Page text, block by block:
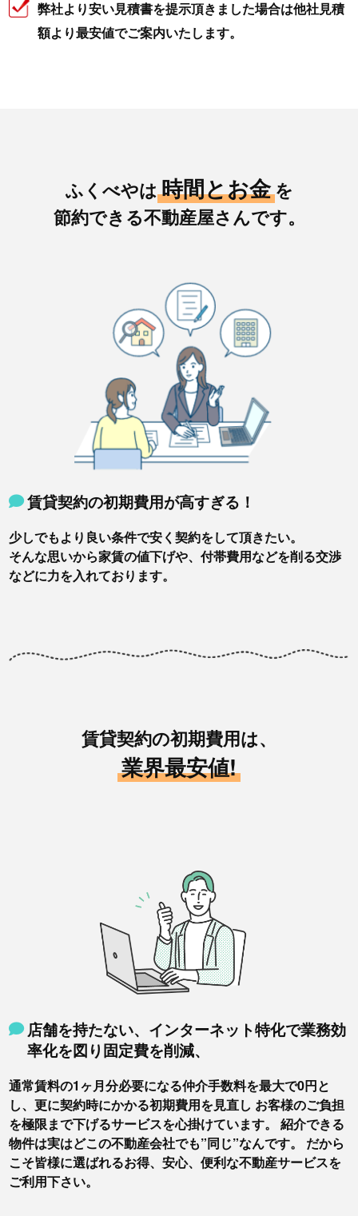
弊社より安い見積書を提示頂きました場合は他社見積
額より最安値でご案内いたします。
ふくべやは時間とお金を
節約できる不動産屋さんです。
賃貸契約の初期費用が高すぎる！
少しでもより良い条件で安く契約をして頂きたい。
そんな思いから家賃の値下げや、付帯費用などを削る交渉
などに力を入れております。
賃貸契約の初期費用は、
業界最安値!
店舗を持たない、インターネット特化で業務効
率化を図り固定費を削減、
通常賃料の1ヶ月分必要になる仲介手数料を最大で0円と
し、更に契約時にかかる初期費用を見直し お客様のご負担
を極限まで下げるサービスを心掛けています。 紹介できる
物件は実はどこの不動産会社でも”同じ”なんです。 だから
こそ皆様に選ばれるお得、安心、便利な不動産サービスを
ご利用下さい。